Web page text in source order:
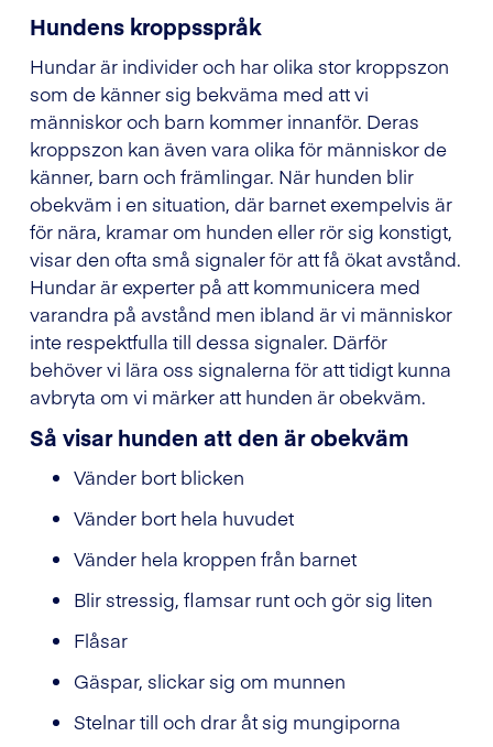
Hundens kroppsspråk
Hundar är individer och har olika stor kroppszon
som de känner sig bekväma med att vi
människor och barn kommer innanför. Deras
kroppszon kan även vara olika för människor de
känner, barn och främlingar. När hunden blir
obekväm i en situation, där barnet exempelvis är
för nära, kramar om hunden eller rör sig konstigt,
visar den ofta små signaler för att få ökat avstånd.
Hundar är experter på att kommunicera med
varandra på avstånd men ibland är vi människor
inte respektfulla till dessa signaler. Därför
behöver vi lära oss signalerna för att tidigt kunna
avbryta om vi märker att hunden är obekväm.
Så visar hunden att den är obekväm
Vänder bort blicken
Vänder bort hela huvudet
Vänder hela kroppen från barnet
Blir stressig, flamsar runt och gör sig liten
Flåsar
Gäspar, slickar sig om munnen
Stelnar till och drar åt sig mungiporna